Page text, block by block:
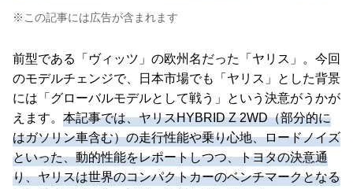
※この記事には広告が含まれます
前型である「ヴィッツ」の欧州名だった「ヤリス」。今回
のモデルチェンジで、日本市場でも「ヤリス」とした背景
には「グローバルモデルとして戦う」という決意がうかが
えます。 本記事では、ヤリスHYBRID Z 2WD（部分的に
はガソリン車含む）の走行性能や乗り心地、ロードノイズ
といった、動的性能をレポートしつつ、トヨタの決意通
り、ヤリスは世界のコンパクトカーのベンチマークとなる